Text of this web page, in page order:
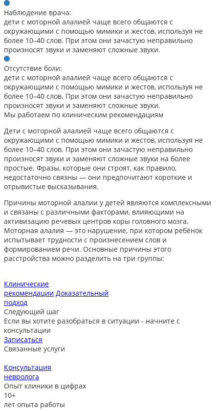
Наблюдение врача:
дети с моторной алалией чаще всего общаются с
окружающими с помощью мимики и жестов, используя не
более 10–40 слов. При этом они зачастую неправильно
произносят звуки и заменяют сложные звуки.
Отсутствие боли:
дети с моторной алалией чаще всего общаются с
окружающими с помощью мимики и жестов, используя не
более 10–40 слов. При этом они зачастую неправильно
произносят звуки и заменяют сложные звуки.
Мы работаем по клиническим рекомендациям
Дети с моторной алалией чаще всего общаются с
окружающими с помощью мимики и жестов, используя не
более 10–40 слов. При этом они зачастую неправильно
произносят звуки и заменяют сложные звуки на более
простые. Фразы, которые они строят, как правило,
недостаточно связны — они предпочитают короткие и
отрывистые высказывания.
Причины моторной алалии у детей являются комплексными
и связаны с различными факторами, влияющими на
активизацию речевых центров коры головного мозга.
Моторная алалия — это нарушение, при котором ребёнок
испытывает трудности с произнесением слов и
формированием речи. Основные причины этого
расстройства можно разделить на три группы:
Клинические
рекомендации Доказательный
подход
Следующий шаг
Если вы хотите разобраться в ситуации - начните с
консультации
Записаться
Связанные услуги
Консультация
невролога
Опыт клиники в цифрах
10+
лет опыта работы